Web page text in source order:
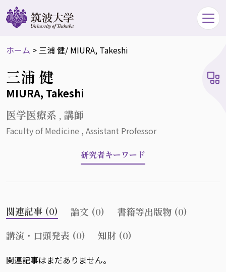
ホーム > 三浦 健/ MIURA, Takeshi
三浦 健
MIURA, Takeshi
医学医療系 , 講師
Faculty of Medicine , Assistant Professor
研究者キーワード
関連記事 (0) 論文 (0)
書籍等出版物 (0)
講演・口頭発表 (0)
知財 (0)
関連記事はまだありません。